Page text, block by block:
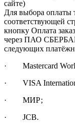
сайте)
Для выбора оплаты
соответствующей
кнопку Оплата
через ПАО
следующих
· Mastercard
· VISA
· МИР;
· JCB.